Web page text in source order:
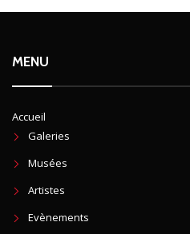
MENU
Accueil
Galeries
Musées
Artistes
Evènements